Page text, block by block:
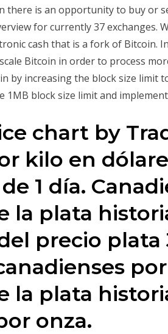
there is an opportunity to buy or
for currently 37 exchanges.
cash that is a fork of Bitcoin.
Bitcoin in order to process
by increasing the block size limit
1MB block size limit and
chart by
kilo en
1 día.
la plata
precio plata
la plata
onza.